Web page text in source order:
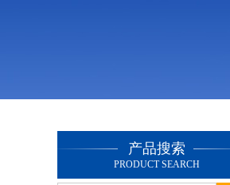
产品搜索
PRODUCT SEARCH